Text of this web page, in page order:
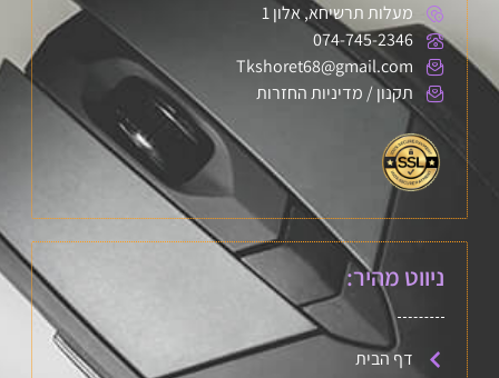
מעלות תרשיחא, אלון 1
074-745-2346
Tkshoret68@gmail.com
תקנון / מדיניות החזרות
ניווט מהיר:
דף הבית